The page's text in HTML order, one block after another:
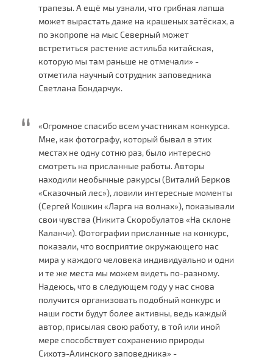
трапезы. А ещё мы узнали, что грибная лапша
может вырастать даже на крашеных затёсках, а
по экопропе на мыс Северный может
встретиться растение астильба китайская,
которую мы там раньше не отмечали» -
отметила научный сотрудник заповедника
Светлана Бондарчук.
«Огромное спасибо всем участникам конкурса.
Мне, как фотографу, который бывал в этих
местах не одну сотню раз, было интересно
смотреть на присланные работы. Авторы
находили необычные ракурсы (Виталий Берков
«Сказочный лес»), ловили интересные моменты
(Сергей Кошкин «Ларга на волнах»), показывали
свои чувства (Никита Скоробулатов «На склоне
Каланчи). Фотографии присланные на конкурс,
показали, что восприятие окружающего нас
мира у каждого человека индивидуально и одни
и те же места мы можем видеть по-разному.
Надеюсь, что в следующем году у нас снова
получится организовать подобный конкурс и
наши гости будут более активны, ведь каждый
автор, присылая свою работу, в той или иной
мере способствует сохранению природы
Сихотэ-Алинского заповедника» -